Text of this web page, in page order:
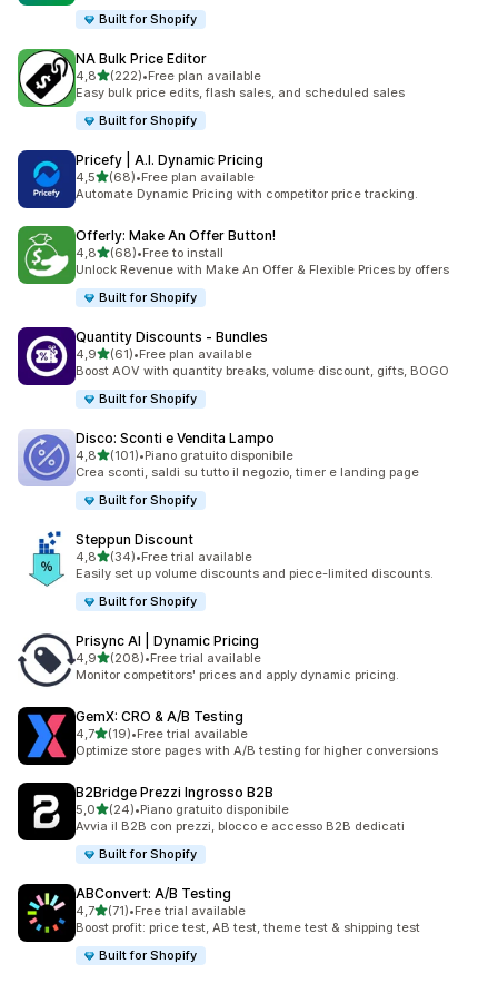
Built for Shopify
NA Bulk Price Editor
4,8stelle su 5
(222)
222 recensioni totali
•Free plan available
Easy bulk price edits, flash sales, and scheduled sales
Built for Shopify
Pricefy | A.I. Dynamic Pricing
4,5stelle su 5
(68)
68 recensioni totali
•Free plan available
Automate Dynamic Pricing with competitor price tracking.
Offerly: Make An Offer Button!
4,8stelle su 5
(68)
68 recensioni totali
•Free to install
Unlock Revenue with Make An Offer & Flexible Prices by offers
Built for Shopify
Quantity Discounts ‑ Bundles
4,9stelle su 5
(61)
61 recensioni totali
•Free plan available
Boost AOV with quantity breaks, volume discount, gifts, BOGO
Built for Shopify
Disco: Sconti e Vendita Lampo
4,8stelle su 5
(101)
101 recensioni totali
•Piano gratuito disponibile
Crea sconti, saldi su tutto il negozio, timer e landing page
Built for Shopify
Steppun Discount
4,8stelle su 5
(34)
34 recensioni totali
•Free trial available
Easily set up volume discounts and piece-limited discounts.
Built for Shopify
Prisync AI | Dynamic Pricing
4,9stelle su 5
(208)
208 recensioni totali
•Free trial available
Monitor competitors' prices and apply dynamic pricing.
GemX: CRO & A/B Testing
4,7stelle su 5
(19)
19 recensioni totali
•Free trial available
Optimize store pages with A/B testing for higher conversions
B2Bridge Prezzi Ingrosso B2B
5,0stelle su 5
(24)
24 recensioni totali
•Piano gratuito disponibile
Avvia il B2B con prezzi, blocco e accesso B2B dedicati
Built for Shopify
ABConvert: A/B Testing
4,7stelle su 5
(71)
71 recensioni totali
•Free trial available
Boost profit: price test, AB test, theme test & shipping test
Built for Shopify